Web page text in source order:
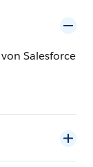
Salesforce